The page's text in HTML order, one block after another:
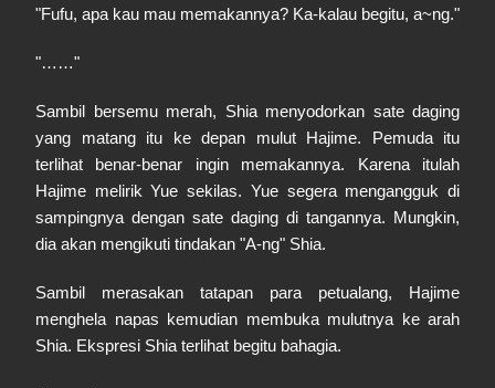
"Fufu, apa kau mau memakannya? Ka-kalau begitu, a~ng."
"……"
Sambil bersemu merah, Shia menyodorkan sate daging
yang matang itu ke depan mulut Hajime. Pemuda itu
terlihat benar-benar ingin memakannya. Karena itulah
Hajime melirik Yue sekilas. Yue segera mengangguk di
sampingnya dengan sate daging di tangannya. Mungkin,
dia akan mengikuti tindakan "A-ng" Shia.
Sambil merasakan tatapan para petualang, Hajime
menghela napas kemudian membuka mulutnya ke arah
Shia. Ekspresi Shia terlihat begitu bahagia.